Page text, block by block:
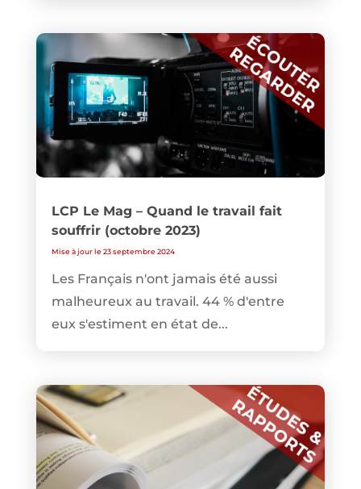
LCP Le Mag – Quand le travail fait
souffrir (octobre 2023)
Mise à jour le 23 septembre 2024
Les Français n'ont jamais été aussi
malheureux au travail. 44 % d'entre
eux s'estiment en état de...